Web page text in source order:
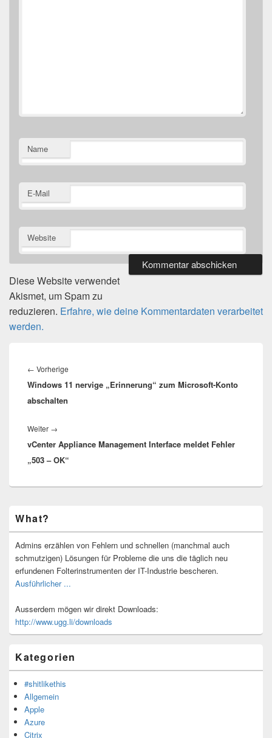
Name
E-Mail
Website
Diese Website verwendet
Akismet, um Spam zu
reduzieren. Erfahre, wie deine Kommentardaten verarbeitet
werden.
← Vorherige
Beitrag:
Windows 11 nervige „Erinnerung“ zum Microsoft-Konto
abschalten
Weiter →
Beitrag:
vCenter Appliance Management Interface meldet Fehler
„503 – OK“
Seitenleisten-
Widgetbereich
What?
Admins erzählen von Fehlern und schnellen (manchmal auch
schmutzigen) Lösungen für Probleme die uns die täglich neu
erfundenen Folterinstrumenten der IT-Industrie bescheren.
Ausführlicher ...
Ausserdem mögen wir direkt Downloads:
http://www.ugg.li/downloads
Kategorien
#shitlikethis
Allgemein
Apple
Azure
Citrix